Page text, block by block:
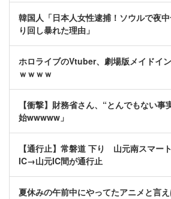
韓国人「日本人女性逮捕！ソウルで夜
り回し暴れた理由」
ホロライブのVtuber、劇場版メイドイ
ｗｗｗｗ
【衝撃】財務省さん、“とんでもない事
始wwwww」
【通行止】常磐道 下り 山元南スマ
IC→山元IC間が通行止
夏休みの午前中にやってたアニメと言